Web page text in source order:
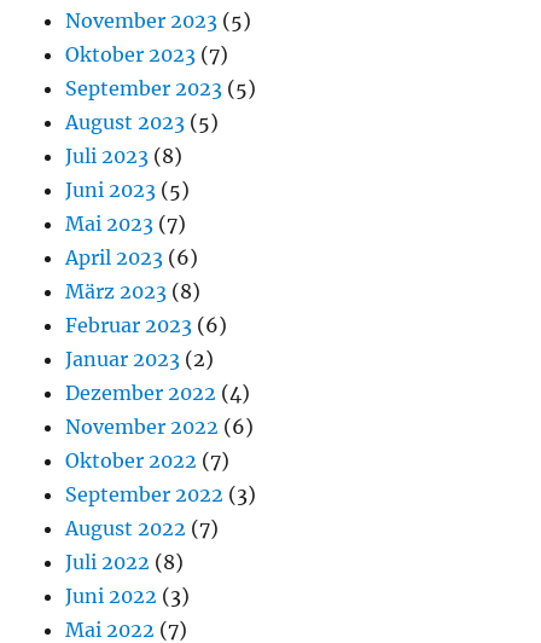
November 2023 (5)
Oktober 2023 (7)
September 2023 (5)
August 2023 (5)
Juli 2023 (8)
Juni 2023 (5)
Mai 2023 (7)
April 2023 (6)
März 2023 (8)
Februar 2023 (6)
Januar 2023 (2)
Dezember 2022 (4)
November 2022 (6)
Oktober 2022 (7)
September 2022 (3)
August 2022 (7)
Juli 2022 (8)
Juni 2022 (3)
Mai 2022 (7)